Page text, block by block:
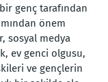
genç tarafından
önem
sosyal medya
ev genci olgusu,
ve gençlerin